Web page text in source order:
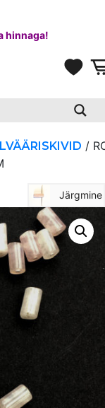
hinnaga!
/
Järgmine